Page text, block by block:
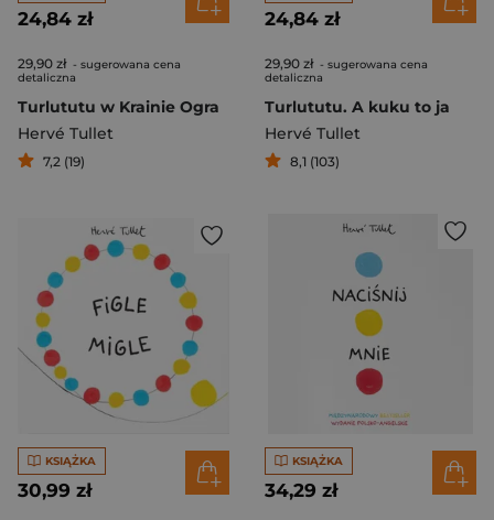
24,84 zł
29,90 zł - sugerowana cena
detaliczna
Turlututu w Krainie Ogra
Hervé Tullet
7,2 (19)
24,84 zł
29,90 zł - sugerowana cena
detaliczna
Turlututu. A kuku to ja
Hervé Tullet
8,1 (103)
KSIĄŻKA
30,99 zł
KSIĄŻKA
34,29 zł